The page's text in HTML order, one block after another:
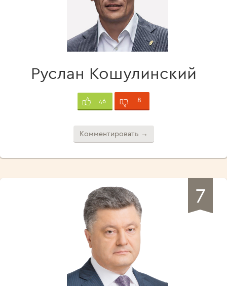
Руслан Кошулинский
46 8
Комментировать →
7